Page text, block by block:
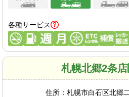
各種サービス
札幌北郷2条店
住所： 札幌市白石区北郷